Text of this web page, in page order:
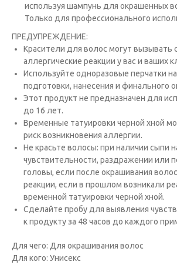
используя шампунь для окрашенных
Только для профессионального
ПРЕДУПРЕЖДЕНИЕ:
Красители для волос могут вызывать
аллергические реакции у вас и ваших
Исполь­зуйте одноразовые перчатки на
подготовки, нанесения и финального
Этот продукт не предназна­чен для
до 16 лет.
Временные татуировки черной хной
риск возникновения аллергии.
Не красьте волосы: при наличии сыпи
чувствительности, раздражении или
головы, если после окрашивания
реакции, если в прошлом возникали
временной татуировки черной хной.
Сде­лайте пробу для выявления
к продукту за 48 часов до каждого
Для чего: Для окрашивания волос
Для кого: Унисекс